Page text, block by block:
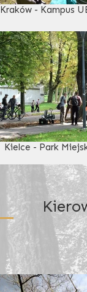
Kraków - Kampus
Kielce - Park